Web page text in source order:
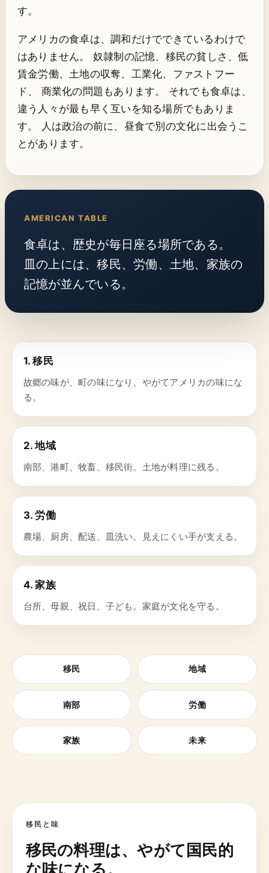
す。
アメリカの食卓は、調和だけでできているわけで
はありません。 奴隷制の記憶、移民の貧しさ、低
賃金労働、土地の収奪、工業化、ファストフー
ド、 商業化の問題もあります。 それでも食卓は、
違う人々が最も早く互いを知る場所でもありま
す。 人は政治の前に、昼食で別の文化に出会うこ
とがあります。
AMERICAN TABLE
食卓は、歴史が毎日座る場所である。
皿の上には、移民、労働、土地、家族の
記憶が並んでいる。
1. 移民
故郷の味が、町の味になり、やがてアメリカの味にな
る。
2. 地域
南部、港町、牧畜、移民街。土地が料理に残る。
3. 労働
農場、厨房、配送、皿洗い。見えにくい手が支える。
4. 家族
台所、母親、祝日、子ども。家庭が文化を守る。
移民 地域
南部 労働
家族 未来
移民と味
移民の料理は、やがて国民的